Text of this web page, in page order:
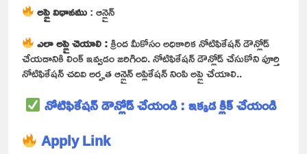
అప్లై విధానము: ఆన్లైన్
ఎలా అప్లై చెయాలి :క్రింద మీకోసం అధికారిక నోటిఫికేషన్ డౌన్లోడ్
చేయడానికి లింక్ ఇవ్వడం జరిగింది. నోటిఫికేషన్ డౌన్లోడ్ చేసుకోని పూర్తి
నోటిఫికేషన్ చదివి అర్హత ఆన్లైన్ అప్లికేషన్ నింపి అప్లై చేయాలి..
నోటిఫికేషన్ డౌన్లోడ్ చేయండి : ఇక్కడ క్లిక్ చేయండి
Apply Link